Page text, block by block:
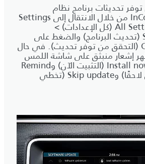
تحديثات برنامج نظام
InControl Touch Pro من خلال الانتقال إلى Settings
(الإعدادات) > All Settings (كل الإعدادات) >
Software update (تحديث البرنامج) والضغط على
Check for update (التحقق من توفر تحديث). في حال
إشعار منبثق على شاشة اللمس
مع ثلاثة خيارات: Install now (التثبيت الآن) وRemind
Me Later (تذكيري لاحقًا) وSkip update (تخطي